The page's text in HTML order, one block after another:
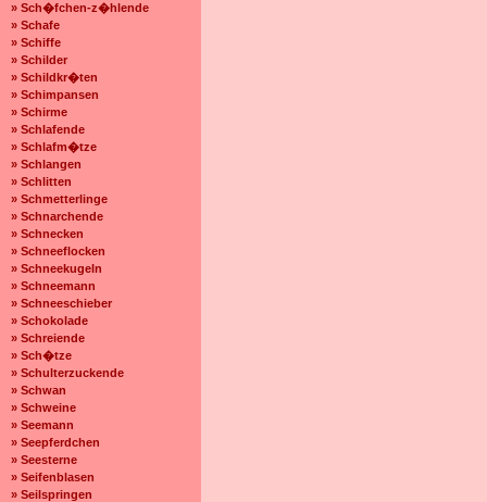
» Sch�fchen-z�hlende
» Schafe
» Schiffe
» Schilder
» Schildkr�ten
» Schimpansen
» Schirme
» Schlafende
» Schlafm�tze
» Schlangen
» Schlitten
» Schmetterlinge
» Schnarchende
» Schnecken
» Schneeflocken
» Schneekugeln
» Schneemann
» Schneeschieber
» Schokolade
» Schreiende
» Sch�tze
» Schulterzuckende
» Schwan
» Schweine
» Seemann
» Seepferdchen
» Seesterne
» Seifenblasen
» Seilspringen